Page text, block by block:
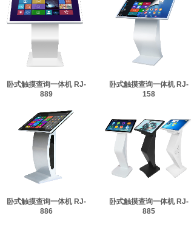
卧式触摸查询一体机 RJ-
889
卧式触摸查询一体机 RJ-
158
卧式触摸查询一体机 RJ-
886
卧式触摸查询一体机 RJ-
885